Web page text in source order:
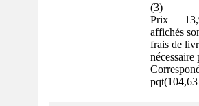
(3)
Prix —
affichés
frais de
nécessaire
pqt(